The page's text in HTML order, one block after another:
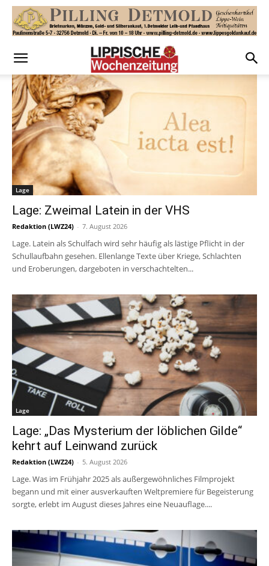
Lage
Lage: Zweimal Latein in der VHS
Redaktion (LWZ24) - 7. August 2026
Lage. Latein als Schulfach wird sehr häufig als lästige Pflicht in der
Schullaufbahn gesehen. Ellenlange Texte über Kriege, Schlachten
und Eroberungen, dargeboten in verschachtelten...
Lage
Lage: „Das Mysterium der löblichen Gilde“
kehrt auf Leinwand zurück
Redaktion (LWZ24) - 5. August 2026
Lage. Was im Frühjahr 2025 als außergewöhnliches Filmprojekt
begann und mit einer ausverkauften Weltpremiere für Begeisterung
sorgte, erlebt im August dieses Jahres eine Neuauflage....